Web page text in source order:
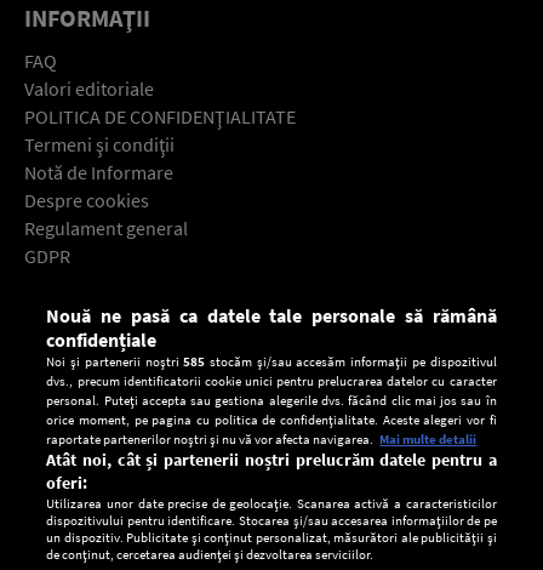
INFORMAŢII
FAQ
Valori editoriale
POLITICA DE CONFIDENŢIALITATE
Termeni şi condiţii
Notă de Informare
Despre cookies
Regulament general
GDPR
Descarcă gratuit aplicaţia Europa FM pentru smartphone:
Nouă ne pasă ca datele tale personale să rămână
confidențiale
Noi și partenerii noștri585 stocăm și/sau accesăm informații pe dispozitivul
dvs., precum identificatorii cookie unici pentru prelucrarea datelor cu caracter
personal. Puteți accepta sau gestiona alegerile dvs. făcând clic mai jos sau în
orice moment, pe pagina cu politica de confidențialitate. Aceste alegeri vor fi
raportate partenerilor noștri și nu vă vor afecta navigarea. Mai multe detalii
Atât noi, cât și partenerii noștri prelucrăm datele pentru a
oferi:
Utilizarea unor date precise de geolocație. Scanarea activă a caracteristicilor
dispozitivului pentru identificare. Stocarea și/sau accesarea informațiilor de pe
un dispozitiv. Publicitate și conținut personalizat, măsurători ale publicității și
de conținut, cercetarea audienței și dezvoltarea serviciilor.